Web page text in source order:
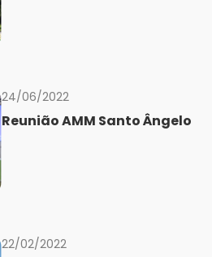
24/06/2022
Reunião AMM Santo Ângelo
22/02/2022